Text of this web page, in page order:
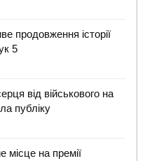
продовження історії
5
від військового на
публіку
місце на премії